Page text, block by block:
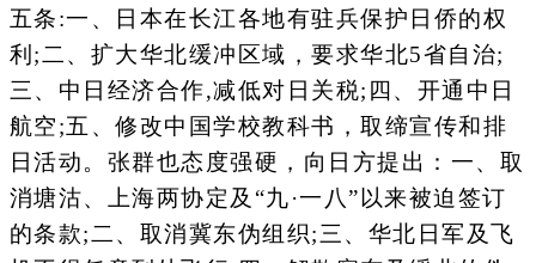
五条:一、日本在长江各地有驻兵保护日侨的权
利;二、扩大华北缓冲区域，要求华北5省自治;
三、中日经济合作,减低对日关税;四、开通中日
航空;五、修改中国学校教科书，取缔宣传和排
日活动。张群也态度强硬，向日方提出：一、取
消塘沽、上海两协定及“九·一八”以来被迫签订
的条款;二、取消冀东伪组织;三、华北日军及飞